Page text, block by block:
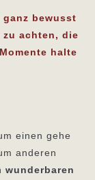
bewusst
achten, die
halte
einen gehe
anderen
wunderbaren